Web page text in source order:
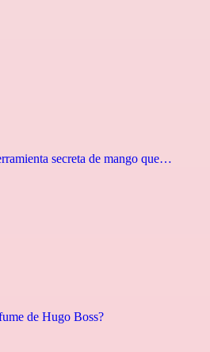
secreta de mango que…
de Hugo Boss?